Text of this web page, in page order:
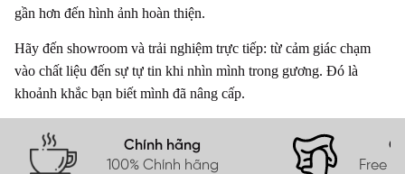
gần hơn đến hình ảnh hoàn thiện.
Hãy đến showroom và trải nghiệm trực tiếp: từ cảm giác chạm
vào chất liệu đến sự tự tin khi nhìn mình trong gương. Đó là
khoảnh khắc bạn biết mình đã nâng cấp.
Chính hãng
100% Chính hãng
Free